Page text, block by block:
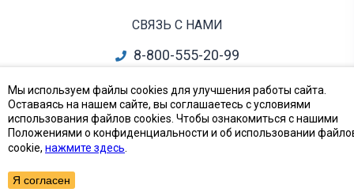
СВЯЗЬ С НАМИ
8-800-555-20-99
все контакты
Приборы, Радиодетали и Электронные компоненты
Мы используем файлы cookies для улучшения работы сайта.
Оставаясь на нашем сайте, вы соглашаетесь с условиями
использования файлов cookies. Чтобы ознакомиться с нашими
Положениями о конфиденциальности и об использовании
cookie, нажмите здесь
Я согласен